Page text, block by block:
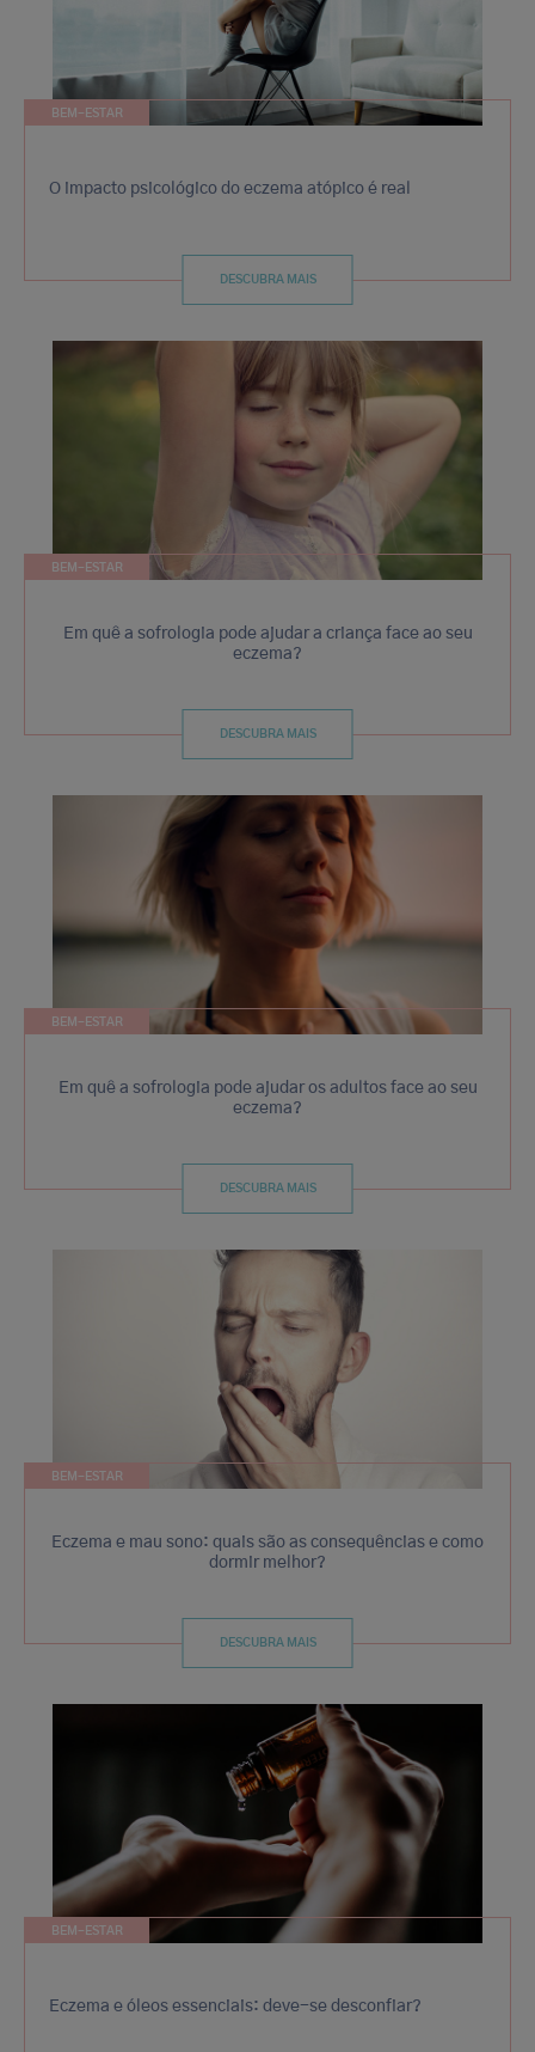
BEM-ESTAR
O impacto psicológico do eczema atópico é real
DESCUBRA MAIS
BEM-ESTAR
Em quê a sofrologia pode ajudar a criança face ao seu
eczema?
DESCUBRA MAIS
BEM-ESTAR
Em quê a sofrologia pode ajudar os adultos face ao seu
eczema?
DESCUBRA MAIS
BEM-ESTAR
Eczema e mau sono: quais são as consequências e como
dormir melhor?
DESCUBRA MAIS
BEM-ESTAR
Eczema e óleos essenciais: deve-se desconfiar?